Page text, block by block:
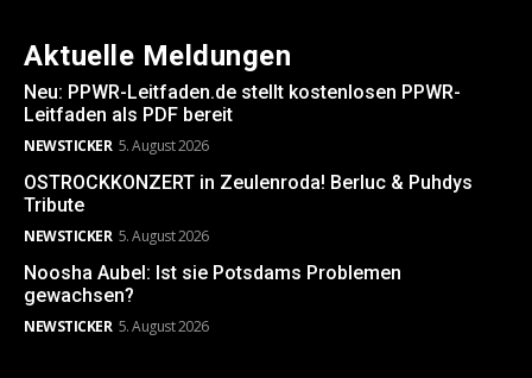
Aktuelle Meldungen
Neu: PPWR-Leitfaden.de stellt kostenlosen PPWR-
Leitfaden als PDF bereit
NEWSTICKER 5. August 2026
OSTROCKKONZERT in Zeulenroda! Berluc & Puhdys
Tribute
NEWSTICKER 5. August 2026
Noosha Aubel: Ist sie Potsdams Problemen
gewachsen?
NEWSTICKER 5. August 2026